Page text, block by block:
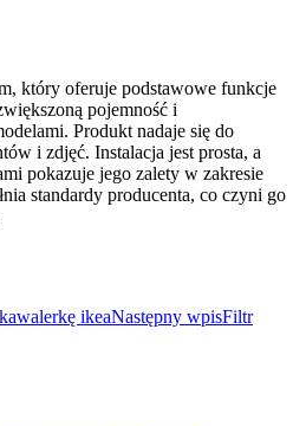
który oferuje podstawowe funkcje
pojemność i
Produkt nadaje się do
i zdjęć. Instalacja jest prosta, a
pokazuje jego zalety w zakresie
standardy producenta, co czyni go
ikeaNastępny wpisFiltr